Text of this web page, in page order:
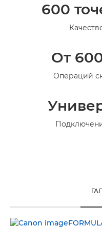
600
От
Операций